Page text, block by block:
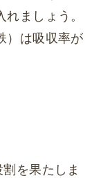
ましょう。
）は吸収率が
を果たしま